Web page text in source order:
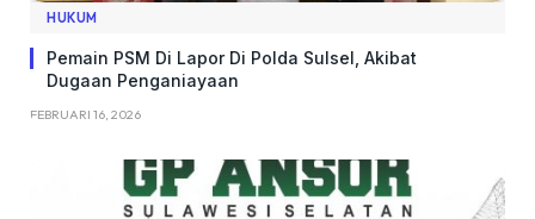
HUKUM
Pemain PSM Di Lapor Di Polda Sulsel, Akibat
Dugaan Penganiayaan
FEBRUARI 16, 2026